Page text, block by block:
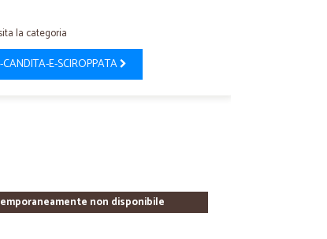
la categoria
E-SCIROPPATA
non disponibile